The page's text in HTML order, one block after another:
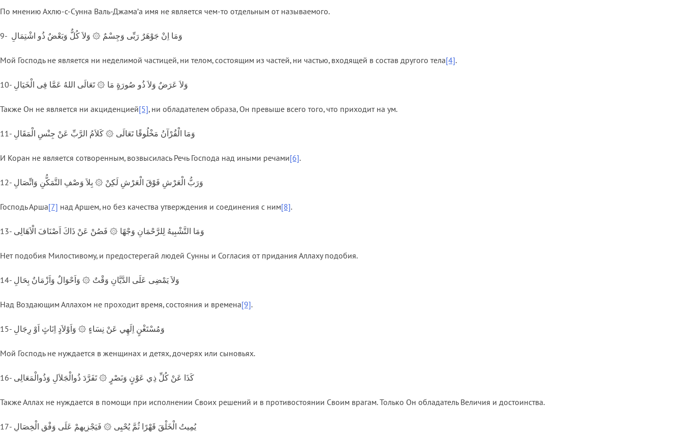
По мнению Ахлю-с-Сунна Валь-Джама’а имя не является чем-то отдельным от называемого.
9- وَمَا اِنْ جَوْهَرٌ رَبِّى وَجِسْمٌ ۞ وَلاَ كُلٌّ وَبَعْضٌ ذُو اشْتِمَالِ
Мой Господь не является ни неделимой частицей, ни телом, состоящим из частей, ни частью, входящей в состав другого тела[4].
10- وَلاَ عَرَضٌ وَلاَ ذُو صُورَةٍ مَا ۞ تَعَالَى اللهُ عَمَّا فِى الْخَيَالِ
Также Он не является ни акциденцией[5], ни обладателем образа, Он превыше всего того, что приходит на ум.
11- وَمَا الْقُرْآنُ مَخْلُوقًا تَعَالَى ۞ كَلاَمُ الرَّبِّ عَنْ جِنْسِ الْمَقَالِ
И Коран не является сотворенным, возвысилась Речь Господа над иными речами[6].
12- وَرَبُّ الْعَرْشِ فَوْقَ الْعَرْشِ لَكِنْ ۞ بِلاَ وَصْفِ التَّمَكُّنِ وَاتِّصَالِ
Господь Арша[7] над Аршем, но без качества утверждения и соединения с ним[8].
13- وَمَا التَّشْبِيهُ لِلرَّحْمَانِ وَجْهًا ۞ فَصُنْ عَنْ ذَاكَ اَصْنَافَ الْاَهَالِى
Нет подобия Милостивому, и предостерегай людей Сунны и Согласия от придания Аллаху подобия.
14- وَلاَ يَمْضِى عَلَى الدَّيَّانِ وَقْتٌ ۞ وَاَحْوَالٌ وَاَزْمَانٌ بِحَالِ
Над Воздающим Аллахом не проходит время, состояния и времена[9].
15- وَمُسْتَغْنٍ اِلَهِي عَنْ نِسَاءٍ ۞ وَاَوْلاَدٍ اِنَاثٍ اَوْ رِجَالِ
Мой Господь не нуждается в женщинах и детях, дочерях или сыновьях.
16- كَذَا عَنْ كُلِّ ذِي عَوْنٍ وَنَصْرٍ ۞ تَفَرَّدَ ذُوالْجَلاَلِ وَذُوالْمَعَالِى
Также Аллах не нуждается в помощи при исполнении Своих решений и в противостоянии Своим врагам. Только Он обладатель Величия и достоинства.
17- يُمِيتُ الْخَلْقَ قَهْرًا ثُمَّ يُحْيِى ۞ فَيَجْزِيهِمْ عَلَى وَفْقِ الْخِصَالِ